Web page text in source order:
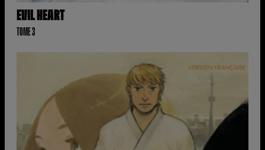
EVIL HEART
TOME 3